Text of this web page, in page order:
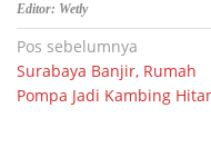
Editor: Wetly
Navigasi
pos
Pos sebelumnya
Surabaya Banjir, Rumah
Pompa Jadi Kambing